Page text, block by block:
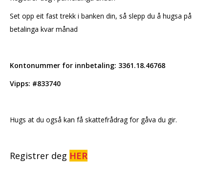
Set opp eit fast trekk i banken din, så slepp du å hugsa på
betalinga kvar månad
Kontonummer for innbetaling: 3361.18.46768
Vipps: #833740
Hugs at du også kan få skattefrådrag for gåva du gir.
Registrer deg HER